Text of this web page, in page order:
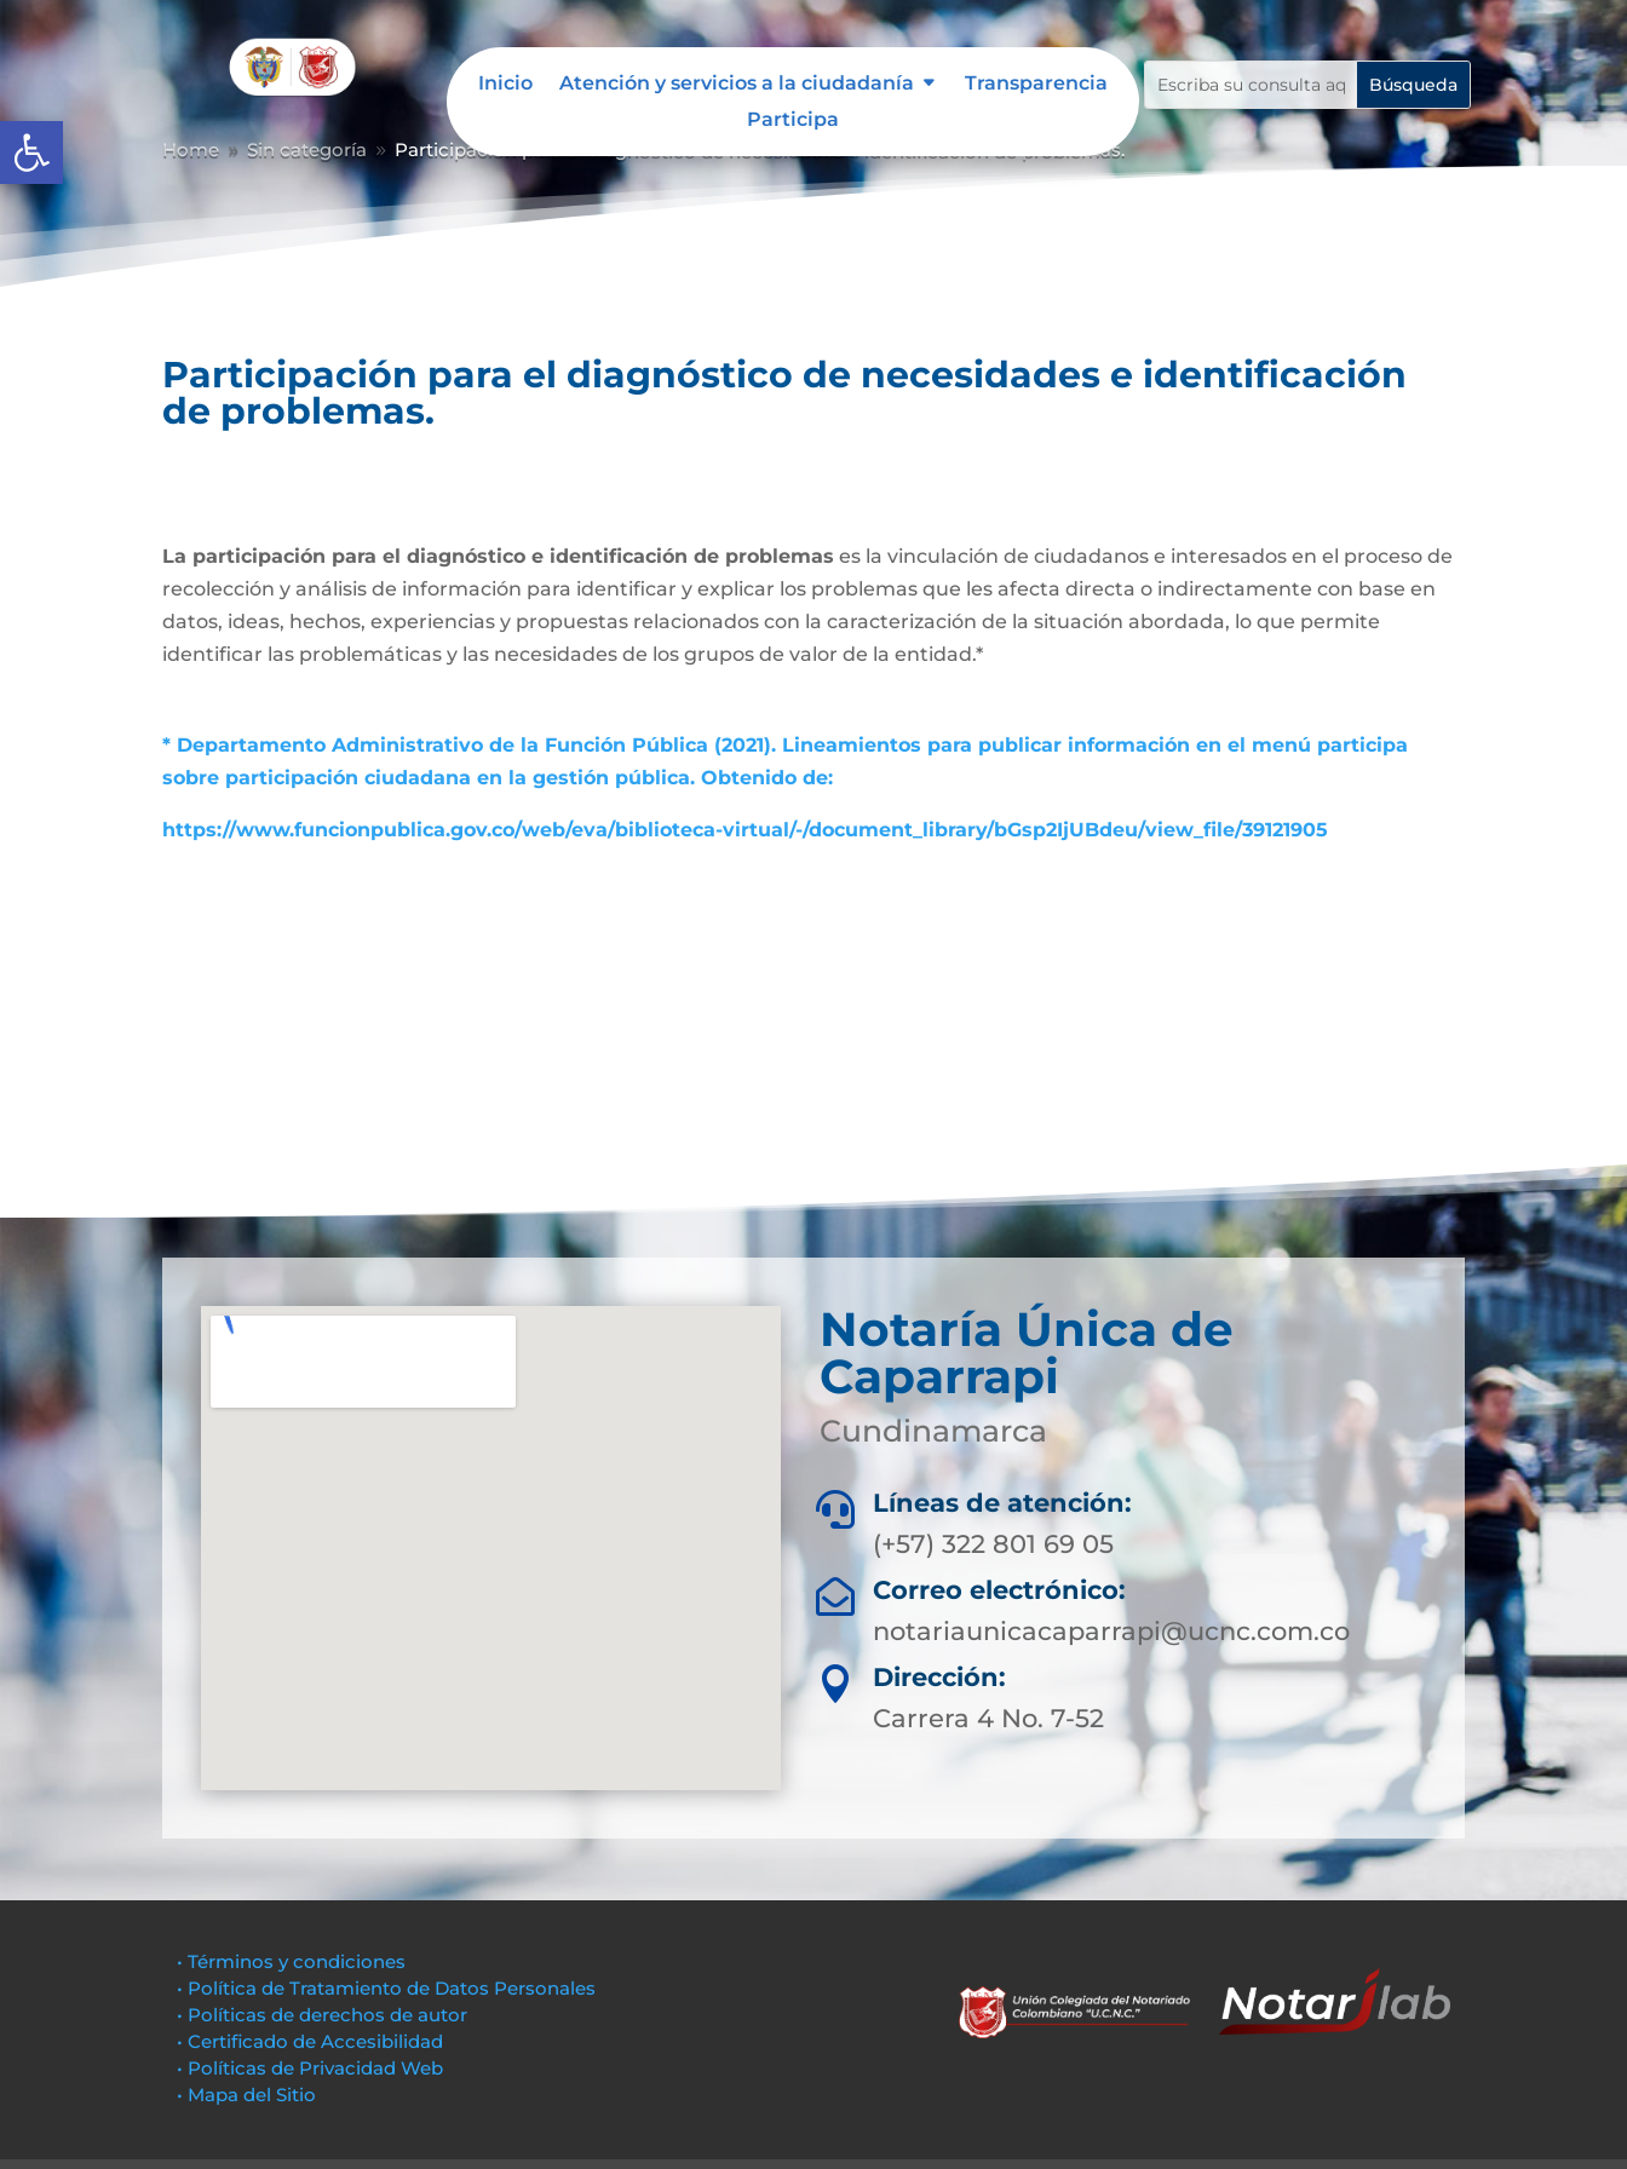
Abrir barra de herramientas
Inicio Atención y servicios a la ciudadanía
Transparencia
Participa
Home 9 Sin categoría 9 Participación para el diagnóstico de necesidades e identificación de problemas.
Participación para el diagnóstico de necesidades e identificación
de problemas.
La participación para el diagnóstico e identificación de problemas es la vinculación de ciudadanos e interesados en el proceso de
recolección y análisis de información para identificar y explicar los problemas que les afecta directa o indirectamente con base en
datos, ideas, hechos, experiencias y propuestas relacionados con la caracterización de la situación abordada, lo que permite
identificar las problemáticas y las necesidades de los grupos de valor de la entidad.*
* Departamento Administrativo de la Función Pública (2021). Lineamientos para publicar información en el menú participa
sobre participación ciudadana en la gestión pública. Obtenido de:
https://www.funcionpublica.gov.co/web/eva/biblioteca-virtual/-/document_library/bGsp2IjUBdeu/view_file/39121905
Notaría Única de
Caparrapi
Cundinamarca

Líneas de atención:
(+57) 322 801 69 05

Correo electrónico:
notariaunicacaparrapi@ucnc.com.co

Dirección:
Carrera 4 No. 7-52
• Términos y condiciones
• Política de Tratamiento de Datos Personales
• Políticas de derechos de autor
• Certificado de Accesibilidad
• Políticas de Privacidad Web
• Mapa del Sitio